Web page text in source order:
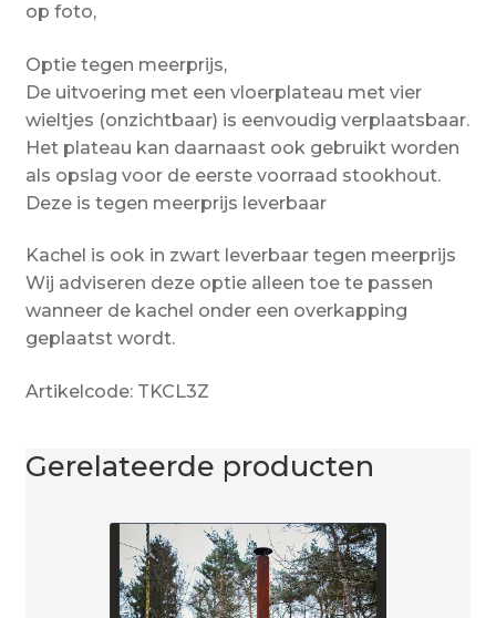
op foto,
Optie tegen meerprijs,
De uitvoering met een vloerplateau met vier
wieltjes (onzichtbaar) is eenvoudig verplaatsbaar.
Het plateau kan daarnaast ook gebruikt worden
als opslag voor de eerste voorraad stookhout.
Deze is tegen meerprijs leverbaar
Kachel is ook in zwart leverbaar tegen meerprijs
Wij adviseren deze optie alleen toe te passen
wanneer de kachel onder een overkapping
geplaatst wordt.
Artikelcode: TKCL3Z
Gerelateerde producten